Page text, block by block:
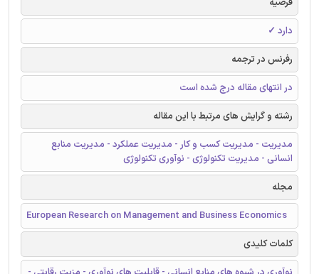
دارد ✓
رفرنس در ترجمه
در انتهای مقاله درج شده است
رشته و گرایش های مرتبط با این مقاله
مدیریت - مدیریت کسب و کار - مدیریت عملکرد - مدیریت منابع
انسانی - مدیریت تکنولوژی - نوآوری تکنولوژی
مجله
European Research on Management and Business Economics
کلمات کلیدی